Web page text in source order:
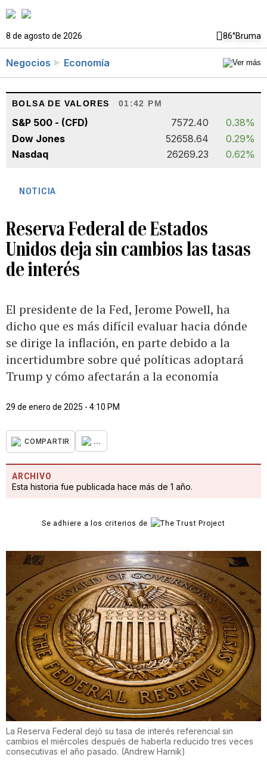
8 de agosto de 2026 86°Bruma
Negocios Economía
BOLSA DE VALORES 01:42 PM
S&P 500 - (CFD) 7572.40
0.38%
Dow Jones
52658.64
0.29%
Nasdaq
26269.23 0.62%
NOTICIA
Reserva Federal de Estados
Unidos deja sin cambios las tasas
de interés
El presidente de la Fed, Jerome Powell, ha
dicho que es más difícil evaluar hacia dónde
se dirige la inflación, en parte debido a la
incertidumbre sobre qué políticas adoptará
Trump y cómo afectarán a la economía
29 de enero de 2025 - 4:10 PM
COMPARTIR ...
ARCHIVO
Esta historia fue publicada hace más de 1 año.
Se adhiere a los criterios de
La Reserva Federal dejó su tasa de interés referencial sin
cambios el miércoles después de haberla reducido tres veces
consecutivas el año pasado. (Andrew Harnik)